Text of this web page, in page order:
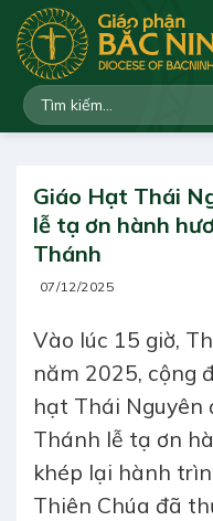
qua
dung
Giáo Hạt Thái
lễ tạ ơn hành
Thánh
07/12/2025
Vào lúc 15 giờ,
năm 2025, cộng
hạt Thái Nguyên
Thánh lễ tạ ơn
khép lại hành
Thiên Chúa đã